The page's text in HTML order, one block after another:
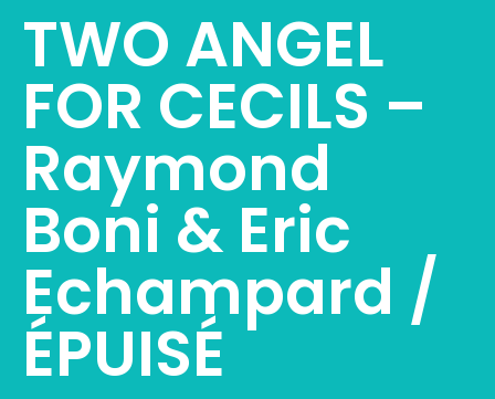
TWO ANGEL
FOR CECILS –
Raymond
Boni & Eric
Echampard /
ÉPUISÉ